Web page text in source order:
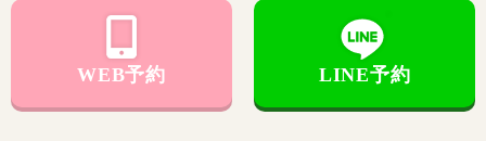
WEB予約 LINE予約